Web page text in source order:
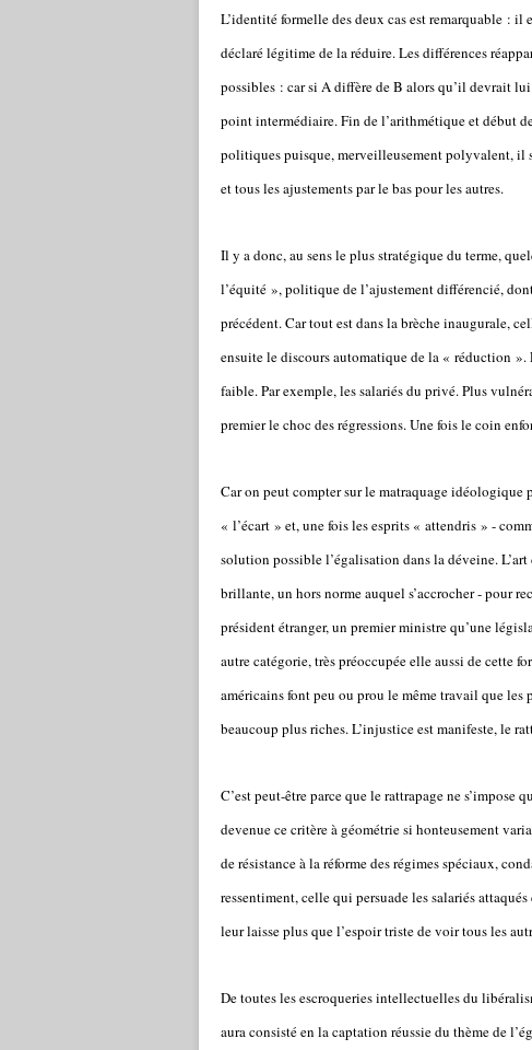
L’identité formelle des deux cas est remarquable :
déclaré légitime de la réduire. Les différences
possibles : car si A diffère de B alors qu’il devrait
point intermédiaire. Fin de l’arithmétique et début
politiques puisque, merveilleusement polyvalent, il
et tous les ajustements par le bas pour les autres.
Il y a donc, au sens le plus stratégique du terme,
l’équité », politique de l’ajustement différencié,
précédent. Car tout est dans la brèche inaugurale,
ensuite le discours automatique de la « réduction
faible. Par exemple, les salariés du privé. Plus
premier le choc des régressions. Une fois le coin
Car on peut compter sur le matraquage idéologique
« l’écart » et, une fois les esprits « attendris » -
solution possible l’égalisation dans la déveine.
brillante, un hors norme auquel s’accrocher - pour
président étranger, un premier ministre qu’une
autre catégorie, très préoccupée elle aussi de cette
américains font peu ou prou le même travail que les
beaucoup plus riches. L’injustice est manifeste, le
C’est peut-être parce que le rattrapage ne
devenue ce critère à géométrie si honteusement
de résistance à la réforme des régimes spéciaux,
ressentiment, celle qui persuade les salariés
leur laisse plus que l’espoir triste de voir tous les
De toutes les escroqueries intellectuelles du
aura consisté en la captation réussie du thème de